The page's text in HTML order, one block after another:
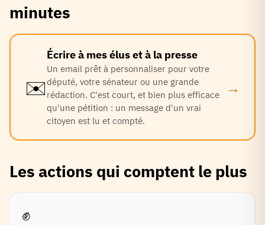
minutes
✉️
Écrire à mes élus et à la presse
Un email prêt à personnaliser pour votre
député, votre sénateur ou une grande
rédaction. C'est court, et bien plus efficace
qu'une pétition : un message d'un vrai
citoyen est lu et compté.
→
Les actions qui comptent le plus
✊